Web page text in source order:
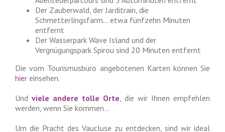
Der Zauberwald, der Jarditrain, die
Schmetterlingsfarm… etwa fünfzehn Minuten
entfernt
Der Wasserpark Wave Island und der
Vergnügungspark Spirou sind 20 Minuten entfernt
Die vom Tourismusbüro angebotenen Karten können Sie
hier einsehen.
Und viele andere tolle Orte, die wir Ihnen empfehlen
werden, wenn Sie kommen…
Um die Pracht des Vaucluse zu entdecken, sind wir ideal